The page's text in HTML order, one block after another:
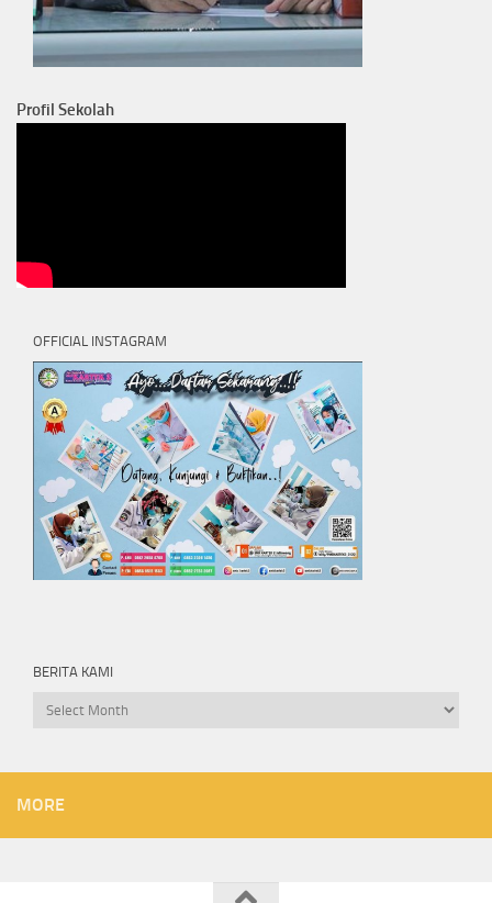
Profil Sekolah
OFFICIAL INSTAGRAM
BERITA KAMI
Berita
MORE